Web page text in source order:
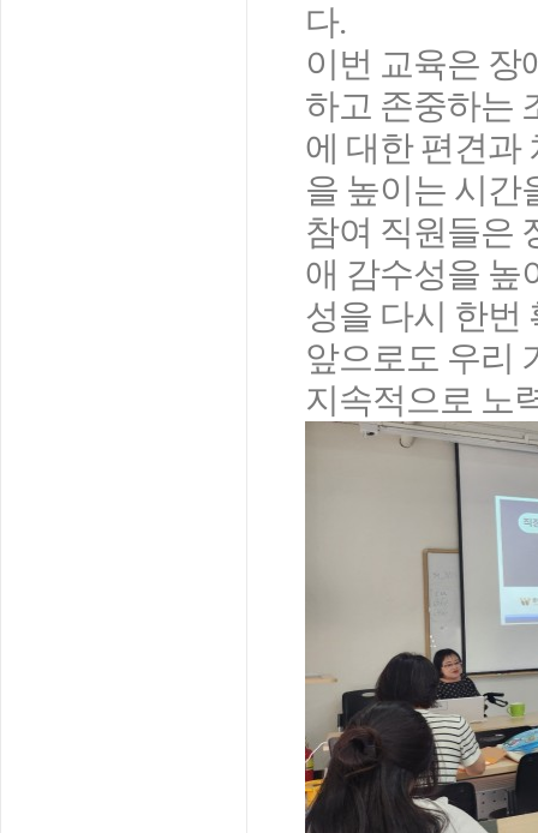
다.
이번 교육은 장
하고 존중하는
에 대한 편견과
을 높이는 시간
참여 직원들은
애 감수성을 높
성을 다시 한번
앞으로도 우리
지속적으로 노